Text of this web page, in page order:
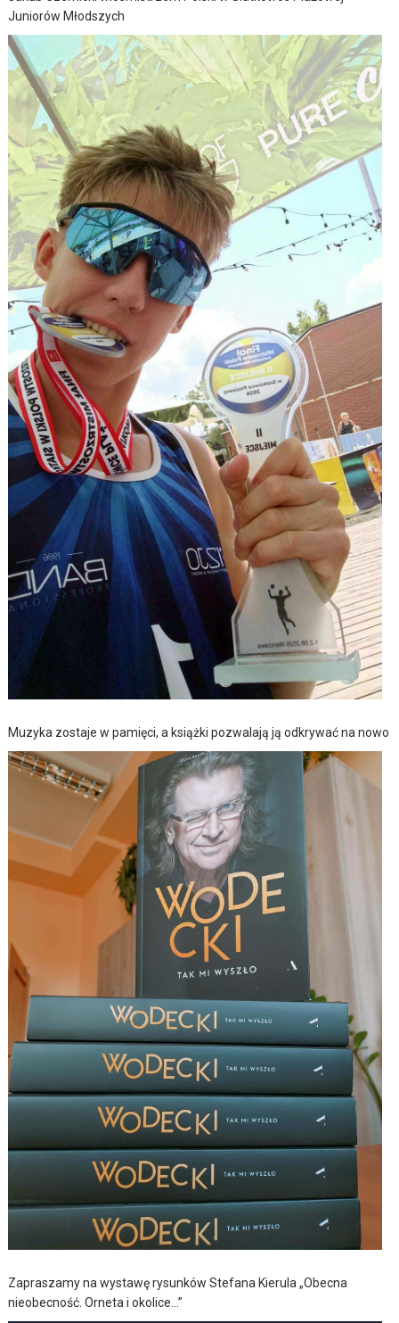
Juniorów Młodszych
Muzyka zostaje w pamięci, a książki pozwalają ją odkrywać na nowo
Zapraszamy na wystawę rysunków Stefana Kierula „Obecna
nieobecność. Orneta i okolice…”